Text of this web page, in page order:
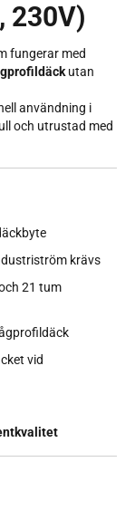
230V)
fungerar med
utan
användning i
och utrustad med
krävs
21 tum
vid